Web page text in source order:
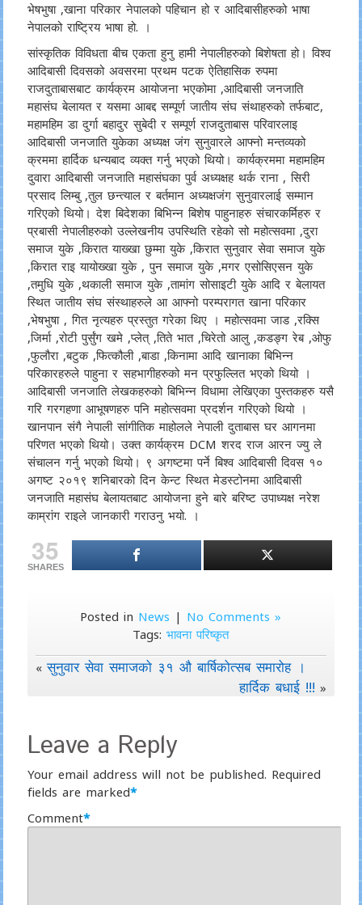
भेषभुषा ,खाना परिकार नेपालको पहिचान हो र आदिबासीहरुको भाषा
नेपालको राष्ट्रिय भाषा हो. ।
सांस्कृतिक विविधता बीच एकता हुनु हामी नेपालीहरुको बिशेषता हो। विश्व
आदिबासी दिवसको अवसरमा प्रथम पटक ऐतिहासिक रुपमा
राजदुताबासबाट कार्यक्रम आयोजना भएकोमा ,आदिबासी जनजाति
महासंघ बेलायत र यसमा आबद्द सम्पूर्ण जातीय संघ संथाहरुको तर्फबाट,
महामहिम डा दुर्गा बहादुर सुबेदी र सम्पूर्ण राजदुताबास परिवारलाइ
आदिबासी जनजाति युकेका अध्यक्ष जंग सुनुवारले आफ्नो मन्तव्यको
क्रममा हार्दिक धन्यबाद व्यक्त गर्नु भएको थियो। कार्यक्रममा महामहिम
दुवारा आदिबासी जनजाति महासंघका पुर्व अध्यक्षह थर्क राना , सिरी
प्रसाद लिम्बु ,तुल छन्त्याल र बर्तमान अध्यक्षजंग सुनुवारलाई सम्मान
गरिएको थियो। देश बिदेशका बिभिन्न बिशेष पाहुनाहरु संचारकर्मिहरु र
प्रबासी नेपालीहरुको उल्लेखनीय उपस्थिति रहेको सो महोत्सवमा ,दुरा
समाज युके ,किरात याख्खा छुम्मा युके ,किरात सुनुवार सेवा समाज युके
,किरात राइ यायोख्खा युके , पुन समाज युके ,मगर एसोसिएसन युके
,तमुधि युके ,थकाली समाज युके ,तामांग सोसाइटी युके आदि र बेलायत
स्थित जातीय संघ संस्थाहरुले आ आफ्नो परम्परागत खाना परिकार
,भेषभुषा , गित नृत्यहरु प्रस्तुत गरेका थिए । महोत्सवमा जाड ,रक्सि
,जिर्मा ,रोटी पुर्सुंग खमे ,प्लेत् ,तिते भात ,चिरेतो आलु ,कडङ्ग रेब ,ओफु
,फुलौरा ,बटुक ,फित्कौली ,बाडा ,किनामा आदि खानाका बिभिन्न
परिकारहरुले पाहुना र सहभागीहरुको मन प्रफुल्लित भएको थियो ।
आदिबासी जनजाति लेखकहरुको बिभिन्न विधामा लेखिएका पुस्तकहरु यसै
गरि गरगहणा आभूषणहरु पनि महोत्सवमा प्रदर्शन गरिएको थियो ।
खानपान संगै नेपाली सांगीतिक माहोलले नेपाली दुताबास घर आगनमा
परिणत भएको थियो। उक्त कार्यक्रम DCM शरद राज आरन ज्यु ले
संचालन गर्नु भएको थियो। ९ अगष्टमा पर्ने बिश्व आदिबासी दिवस १०
अगष्ट २०१९ शनिबारको दिन केन्ट स्थित मेडस्टोनमा आदिबासी
जनजाति महासंघ बेलायतबाट आयोजना हुने बारे बरिष्ट उपाध्यक्ष नरेश
काम्रांग राइले जानकारी गराउनु भयो. ।
35
SHARES
Posted in News | No Comments »
Tags:भावना परिष्कृत
«सुनुवार सेवा समाजको ३१ औ बार्षिकोत्सब समारोह ।
हार्दिक बधाई !!! »
Leave a Reply
Your email address will not be published. Required
fields are marked*
Comment*